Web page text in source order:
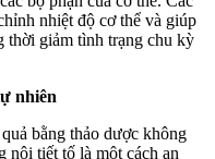
nhiệt độ cơ thể và giúp
thời giảm tình trạng chu kỳ
nhiên
bằng thảo dược không
nội tiết tố là một cách an